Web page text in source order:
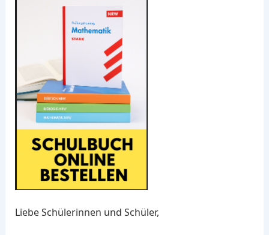
Liebe Schülerinnen und Schüler,